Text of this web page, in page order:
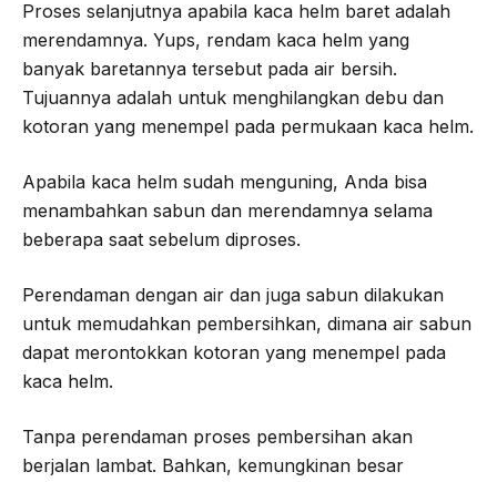
Proses selanjutnya apabila kaca helm baret adalah
merendamnya. Yups, rendam kaca helm yang
banyak baretannya tersebut pada air bersih.
Tujuannya adalah untuk menghilangkan debu dan
kotoran yang menempel pada permukaan kaca helm.
Apabila kaca helm sudah menguning, Anda bisa
menambahkan sabun dan merendamnya selama
beberapa saat sebelum diproses.
Perendaman dengan air dan juga sabun dilakukan
untuk memudahkan pembersihkan, dimana air sabun
dapat merontokkan kotoran yang menempel pada
kaca helm.
Tanpa perendaman proses pembersihan akan
berjalan lambat. Bahkan, kemungkinan besar